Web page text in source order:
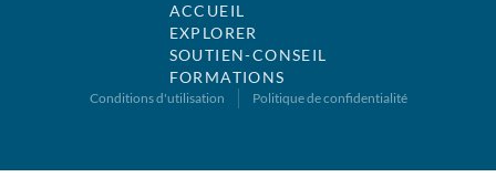
ACCUEIL
EXPLORER
SOUTIEN-CONSEIL
FORMATIONS
Conditions d'utilisation Politique de confidentialité